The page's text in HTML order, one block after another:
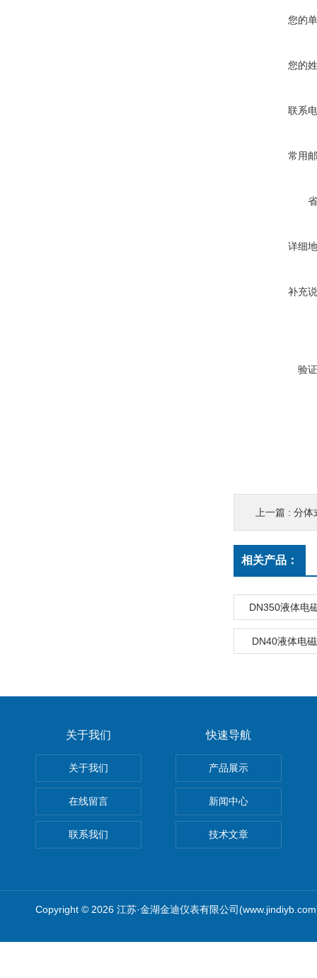
您的
您的
联系
常用
详细
补充
验
上一篇 : 分体
相关产品：
DN350液体电
DN40液体电
关于我们
关于我们
在线留言
联系我们
快速导航
产品展示
新闻中心
技术文章
Copyright © 2026 江苏·金湖金迪仪表有限公司